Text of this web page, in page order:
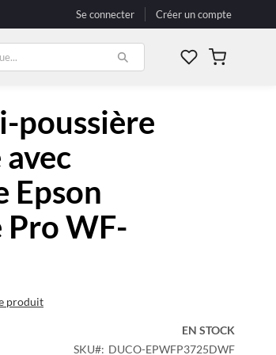
Se connecter Créer un compte
Mon panier
poussière
Epson
WF-
produit
EN STOCK
SKU
DUCO-EPWFP3725DWF